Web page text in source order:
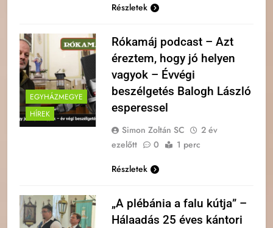
Részletek
EGYHÁZMEGYE
HÍREK
Rókamáj podcast – Azt
éreztem, hogy jó helyen
vagyok – Évvégi
beszélgetés Balogh László
esperessel
Simon Zoltán SC
2 év
ezelőtt
0
1 perc
Részletek
„A plébánia a falu kútja” –
Hálaadás 25 éves kántori